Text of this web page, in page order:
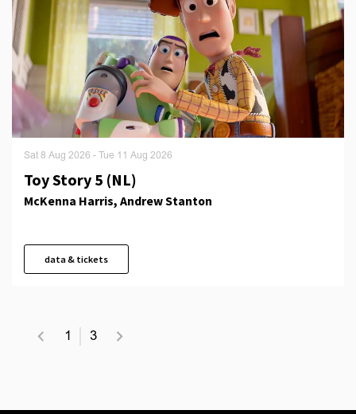
Toy Story 5 (NL)
McKenna Harris, Andrew Stanton
Sat 8 Aug 2026 - Tue 11 Aug 2026
data & tickets
1 3